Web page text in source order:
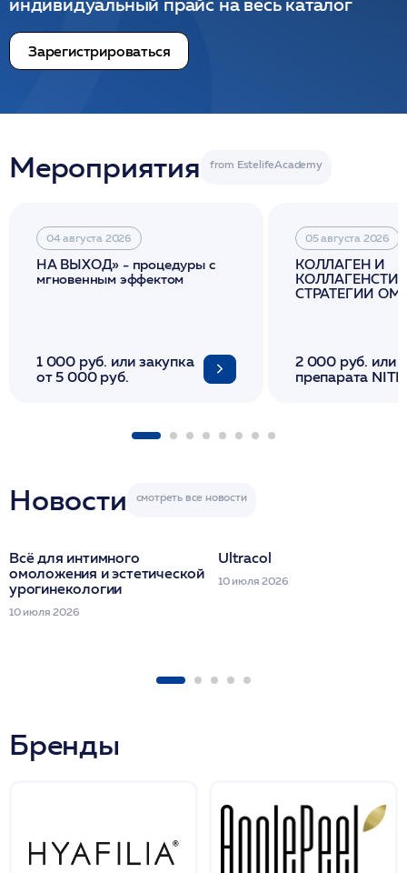
Зарегистрироваться
Мероприятия
04 августа 2026
НА ВЫХОД» - процедуры с
мгновенным эффектом
1 000 руб. или закупка
от 5 000 руб.
05 августа 2026
КОЛЛАГЕН И
СТРАТЕГИИ
2 000 руб. или
препарата
Новости
Всё для интимного
омоложения и эстетической
урогинекологии
10 июля 2026
Ultracol
10 июля 2026
Бренды